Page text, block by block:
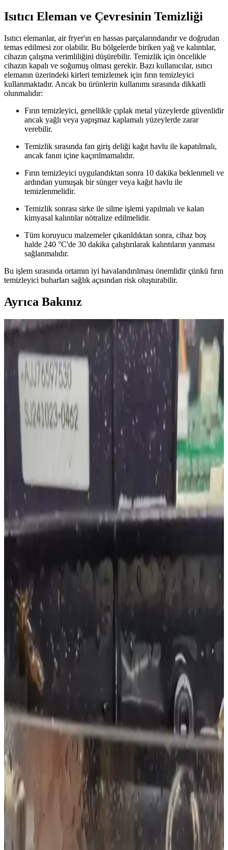
Isıtıcı Eleman ve Çevresinin Temizliği
Isıtıcı elemanlar, air fryer'ın en hassas parçalarındandır ve doğrudan
temas edilmesi zor olabilir. Bu bölgelerde biriken yağ ve kalıntılar,
cihazın çalışma verimliliğini düşürebilir. Temizlik için öncelikle
cihazın kapalı ve soğumuş olması gerekir. Bazı kullanıcılar, ısıtıcı
elemanın üzerindeki kirleri temizlemek için fırın temizleyici
kullanmaktadır. Ancak bu ürünlerin kullanımı sırasında dikkatli
olunmalıdır:
Fırın temizleyici, genellikle çıplak metal yüzeylerde güvenlidir
ancak yağlı veya yapışmaz kaplamalı yüzeylerde zarar
verebilir.
Temizlik sırasında fan giriş deliği kağıt havlu ile kapatılmalı,
ancak fanın içine kaçırılmamalıdır.
Fırın temizleyici uygulandıktan sonra 10 dakika beklenmeli ve
ardından yumuşak bir sünger veya kağıt havlu ile
temizlenmelidir.
Temizlik sonrası sirke ile silme işlemi yapılmalı ve kalan
kimyasal kalıntılar nötralize edilmelidir.
Tüm koruyucu malzemeler çıkarıldıktan sonra, cihaz boş
halde 240 °C'de 30 dakika çalıştırılarak kalıntıların yanması
sağlanmalıdır.
Bu işlem sırasında ortamın iyi havalandırılması önemlidir çünkü fırın
temizleyici buharları sağlık açısından risk oluşturabilir.
Ayrıca Bakınız
2026 Yılında En Az Bakım Gerektiren Robot
Süpürgeler ve Kullanıcı Deneyimleri
2026'da robot süpürgelerde bakım kolaylığı ön planda. Roborock,
Dreame ve 3i modelleri, az müdahale ile uzun süre sorunsuz
kullanım sunuyor. Moplu modellerde su tankı ve ped bakımı önemli.
Kolay Bakımı Olan Nemlendirici Modelleri ve
Bakım İpuçlarıyla Sağlıklı Ev Ortamı
Nemlendiricilerin türlerine göre bakım gereksinimleri, su kalitesinin
etkisi ve temizlik yöntemleri ele alınarak, kolay bakım sunan
modellerin tercih edilmesi ve düzenli bakımın önemi anlatılıyor.
Bulaşık Makinesindeki Kötü Kokuların Nedenleri ve
Etkili Temizlik Yöntemleri
Bulaşık makinelerinde kötü kokular genellikle filtre, kapı contası ve
sprey kollarında biriken kalıntılardan kaynaklanır. Citric asit ve
çamaşır suyu kullanımıyla derin temizlik sağlanabilir.
Performans Analizi
Ev ve merdiven temizliği için 200-300 dolar aralığında, sert zemin
ve halı kaplı alanlarda etkili elektrikli süpürge modelleri inceleniyor.
Kablosuz ve kablolu seçeneklerin avantajları ve kullanım önerileri
sunuluyor.
Airfryer'larda Cam Kapak Özelliğinin Kullanım
Avantajları ve Dezavantajları
Airfryer'larda cam kapak, pişirme sürecini dışarıdan izleme imkanı
sunar ancak temizlik ve ısı tutma konusunda zorluklar yaratabilir.
Kullanıcı tercihleri ve pişirme alışkanlıkları belirleyicidir.
Bulaşık Makinesinde Kalıntı Oluşumunun Nedenleri
ve Etkili Çözüm Yöntemleri
Bulaşık makinesinde kalıntı oluşumu, filtre tıkanıklığı, sprey
kollarının engellenmesi, düşük su basıncı ve yanlış yıkama
programları gibi nedenlerden kaynaklanır. Düzenli bakım ve doğru
kullanım önemlidir.
Davlumbaz Şekillerinin Duman ve Partikül
Yakalama Performansının Karşılaştırılması
Davlumbazların canopy, düz ve eğimli şekilleri duman yakalama ve
hava akışı açısından farklı avantajlar sunar. Fan gücü ve düzenli
bakım performansı artırır, doğru kurulum ise etkinliği sağlar.
LG Fırınlarında Hamam Böcekleri: Elektronik